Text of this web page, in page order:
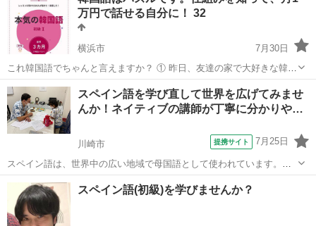
万円で話せる自分に！ 32
横浜市
7月30日
これ韓国語でちゃんと言えますか？ ① 昨日、友達の家で大好きな韓国
ドラマを見ました。 ② 来週の金曜日に、彼と一緒にソウルで美味しい
韓国料理を食べます。 今まで500人以上のレッスンをしましたが、1年
以上教室や...
神奈川 横浜市 韓国語
スペイン語を学び直して世界を広げてみませ
んか！ネイティブの講師が丁寧に分かりや…
川崎市 提携サイト 7月25日
スペイン語は、世界中の広い地域で母国語として使われています。米
国では、ヒスパニック系の人口割合が増えていることもあり、必要性
が高い言語です。人気の観光地として、バルセロナ、グラナダ、トレ
ド、などなど観光名所満載のスペインのほ...
神奈川 川崎市 スペイン語
スペイン語(初級)を学びませんか？